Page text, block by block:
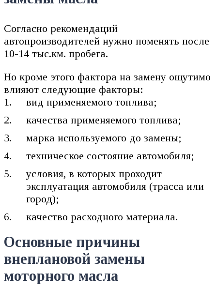
Согласно рекомендаций
автопроизводителей нужно поменять после
10-14 тыс.км. пробега.
Но кроме этого фактора на замену ощутимо
влияют следующие факторы:
вид применяемого топлива;
качества применяемого топлива;
марка используемого до замены;
техническое состояние автомобиля;
условия, в которых проходит
эксплуатация автомобиля (трасса или
город);
качество расходного материала.
Основные причины
внеплановой замены
моторного масла